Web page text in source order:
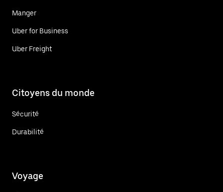
Manger
Uber for Business
Uber Freight
Citoyens du monde
Sécurité
Durabilité
Voyage